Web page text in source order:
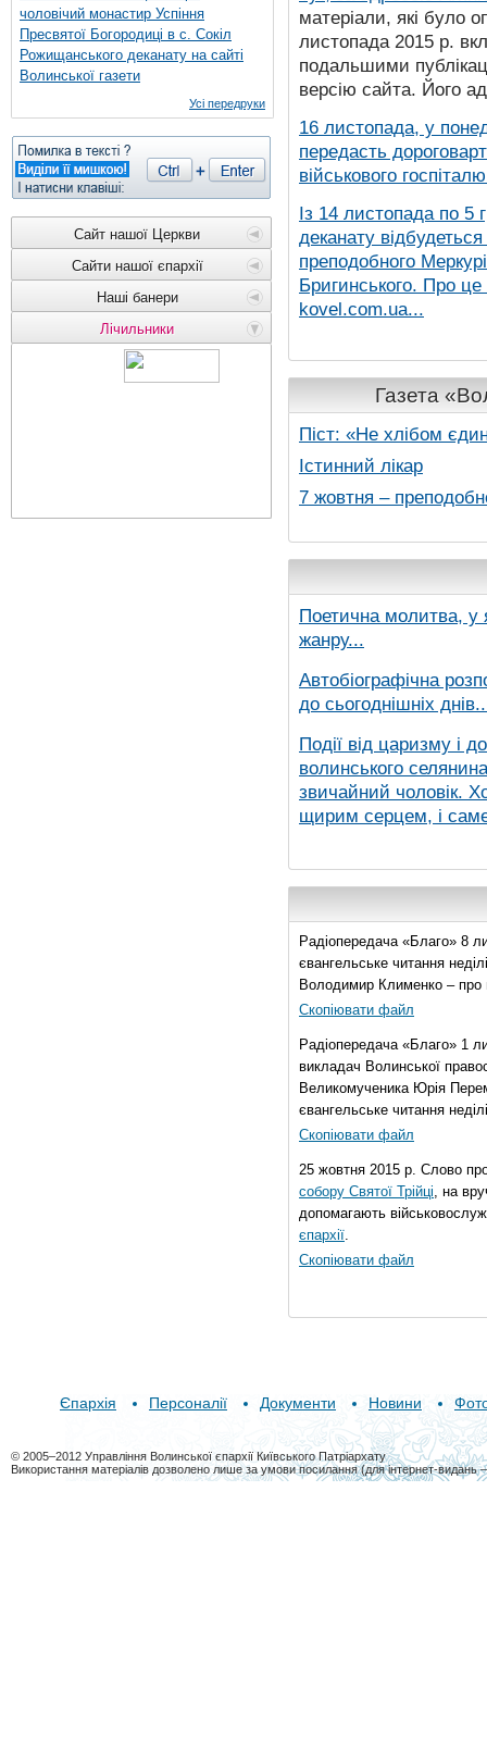
чоловічий монастир Успіння
Пресвятої Богородиці в с. Сокіл
Рожищанського деканату на сайті
Волинської газети
Усі передруки
Сайт нашої Церкви
Сайти нашої єпархії
Наші банери
Лічильники
матеріали, які було
листопада 2015 р.
подальшими
версію сайта. Його
16 листопада, у
передасть
військового
Із 14 листопада по 5
деканату
преподобного
Бригинського. Про
kovel.com.ua...
Газета
Піст: «Не хлібом
Істинний лікар
7 жовтня –
Поетична молитва, у
жанру...
Автобіографічна
до сьогоднішніх
Події від царизму і
волинського
звичайний чоловік.
щирим серцем, і
Радіопередача «Благо» 8
євангельське читання
Володимир Клименко – про
Скопіювати файл
Радіопередача «Благо» 1
викладач Волинської
Великомученика Юрія
євангельське читання
Скопіювати файл
25 жовтня 2015 р. Слово
собору Святої Трійці, на
допомагають
єпархії.
Скопіювати файл
Єпархія Персоналії Документи Новини
© 2005–2012 Управління Волинської єпархії Київського Патріархату
Використання матеріалів дозволено лише за умови посилання (для інтернет-видань